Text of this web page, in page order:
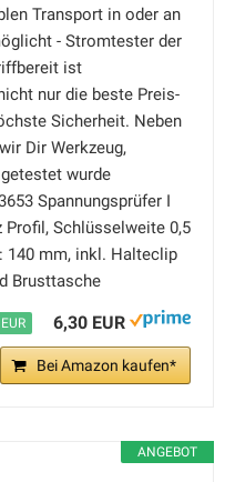
Transport in oder an
- Stromtester der
ist
nur die beste Preis-
Sicherheit. Neben
Dir Werkzeug,
wurde
Spannungsprüfer I
Profil, Schlüsselweite 0,5
140 mm, inkl. Halteclip
Brusttasche
6,30 EUR
Bei Amazon kaufen*
ANGEBOT